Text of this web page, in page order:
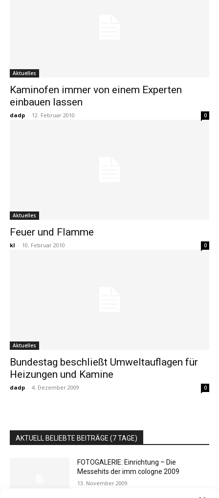
Aktuelles
Kaminofen immer von einem Experten
einbauen lassen
dadp - 12. Februar 2010 0
Aktuelles
Feuer und Flamme
kl - 10. Februar 2010 0
Aktuelles
Bundestag beschließt Umweltauflagen für
Heizungen und Kamine
dadp - 4. Dezember 2009 0
AKTUELL BELIEBTE BEITRÄGE (7 TAGE)
FOTOGALERIE: Einrichtung – Die
Messehits der imm cologne 2009
13. November 2009